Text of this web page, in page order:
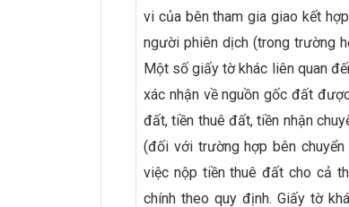
vi của bên tham gia giao kết
người phiên dịch (trong trường
Một số giấy tờ khác liên quan
xác nhận về nguồn gốc đất
đất, tiền thuê đất, tiền nhận
(đối với trường hợp bên
việc nộp tiền thuê đất cho cả
chính theo quy định. Giấy tờ